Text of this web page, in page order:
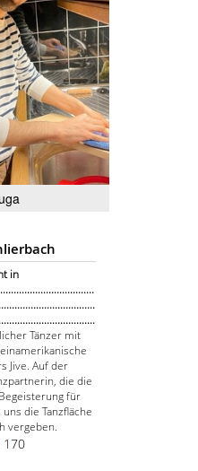
in
Tänzer mit
Jive. Auf der
die die
für
die Tanzfläche
vergeben.
170